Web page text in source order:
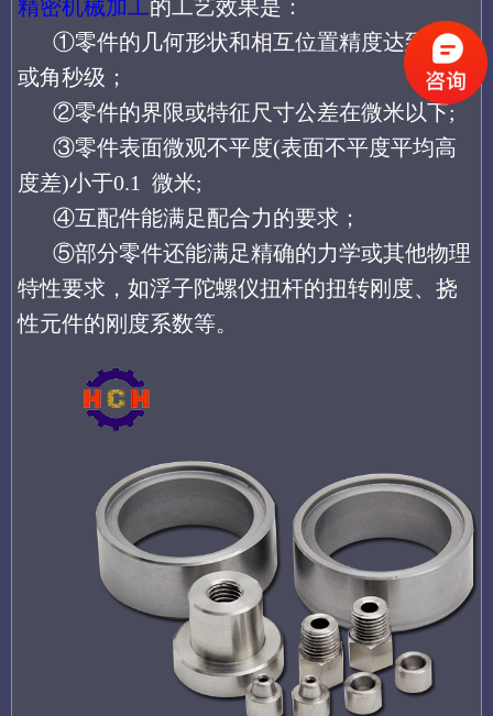
精密机械加工的工艺效果是：
①零件的几何形状和相互位置精度达到微米
或角秒级；
②零件的界限或特征尺寸公差在微米以下;
③零件表面微观不平度(表面不平度平均高
度差)小于0.1 微米;
④互配件能满足配合力的要求；
⑤部分零件还能满足精确的力学或其他物理
特性要求，如浮子陀螺仪扭杆的扭转刚度、挠
性元件的刚度系数等。